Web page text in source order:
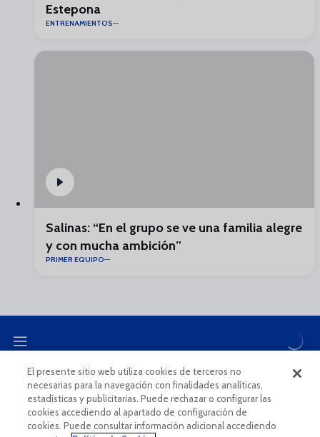
Estepona
ENTRENAMIENTOS
Salinas: “En el grupo se ve una familia alegre
y con mucha ambición”
PRIMER EQUIPO
CANAL ÉTICO
El presente sitio web utiliza cookies de terceros no
necesarias para la navegación con finalidades analíticas,
estadísticas y publicitarias. Puede rechazar o configurar las
cookies accediendo al apartado de configuración de
cookies. Puede consultar información adicional accediendo